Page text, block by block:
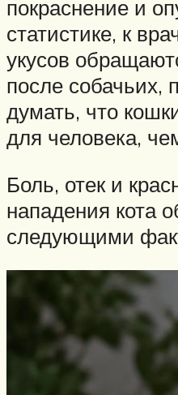
покраснение и
статистике, к
укусов
после собачьих,
думать, что
для человека,
Боль, отек и
нападения кота
следующими